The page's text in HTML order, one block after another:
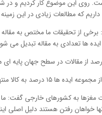
روی این موضوع کار کردیم و در
که مطالعات زیادی در این
برخی از تحقیقات ما مختص به
ایده ها تعدادی به مقاله تبدیل می
شود و مابقی برای ارتقا سلامت هستند.
به کشورهای خارجی گفت: ما
خواهان رفتن هستند دلیل اصلی